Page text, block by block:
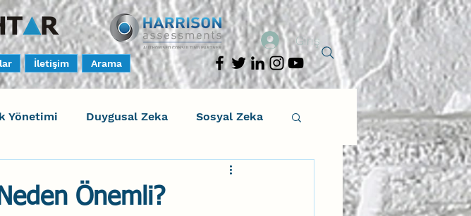
İletişim Arama
Giriş
Yönetimi Duygusal Zeka Sosyal Zeka
Önemli?